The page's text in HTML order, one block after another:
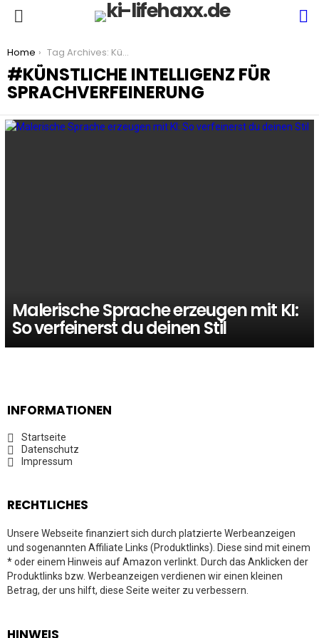
You are here:
Home Tag Archives: Künstliche Intelligenz für Sprachverfeinerung
KÜNSTLICHE INTELLIGENZ FÜR
SPRACHVERFEINERUNG
Malerische Sprache erzeugen mit KI:
So verfeinerst du deinen Stil
INFORMATIONEN
Startseite
Datenschutz
Impressum
RECHTLICHES
Unsere Webseite finanziert sich durch platzierte Werbeanzeigen
und sogenannten Affiliate Links (Produktlinks). Diese sind mit einem
* oder einem Hinweis auf Amazon verlinkt. Durch das Anklicken der
Produktlinks bzw. Werbeanzeigen verdienen wir einen kleinen
Betrag, der uns hilft, diese Seite weiter zu verbessern.
HINWEIS